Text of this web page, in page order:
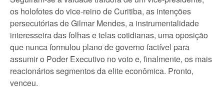
os holofotes do vice-reino de Curitiba, as intenções
persecutórias de Gilmar Mendes, a instrumentalidade
interesseira das folhas e telas cotidianas, uma oposição
que nunca formulou plano de governo factível para
assumir o Poder Executivo no voto e, finalmente, os mais
reacionários segmentos da elite econômica. Pronto,
venceu.